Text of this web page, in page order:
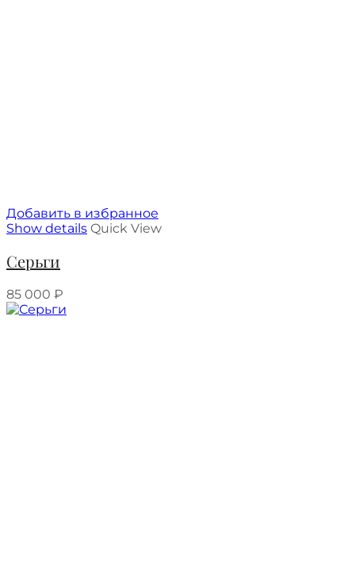
Добавить в избранное
Show details Quick View
Серьги
85 000 ₽